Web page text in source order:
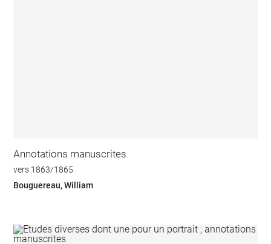
Annotations manuscrites
vers 1863/1865
Bouguereau, William